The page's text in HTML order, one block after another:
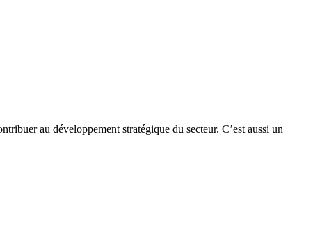
au développement stratégique du secteur. C’est aussi un